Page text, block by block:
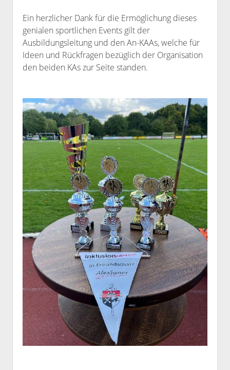
Ein herzlicher Dank für die Ermöglichung dieses
genialen sportlichen Events gilt der
Ausbildungsleitung und den An-KAAs, welche für
Ideen und Rückfragen bezüglich der Organisation
den beiden KAs zur Seite standen.